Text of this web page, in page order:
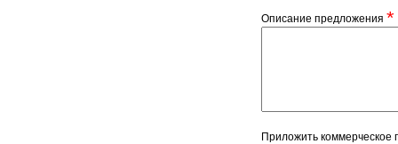
Описание предложения *
Приложить